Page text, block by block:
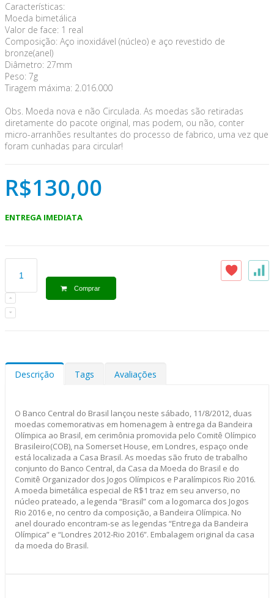
Características:
Moeda bimetálica
Valor de face: 1 real
Composição: Aço inoxidável (núcleo) e aço revestido de
bronze(anel)
Diâmetro: 27mm
Peso: 7g
Tiragem máxima: 2.016.000
Obs. Moeda nova e não Circulada. As moedas são retiradas
diretamente do pacote original, mas podem, ou não, conter
micro-arranhões resultantes do processo de fabrico, uma vez que
foram cunhadas para circular!
R$130,00
ENTREGA IMEDIATA
Comprar
Descrição Tags Avaliações
O Banco Central do Brasil lançou neste sábado, 11/8/2012, duas
moedas comemorativas em homenagem à entrega da Bandeira
Olímpica ao Brasil, em cerimônia promovida pelo Comitê Olímpico
Brasileiro(COB), na Somerset House, em Londres, espaço onde
está localizada a Casa Brasil. As moedas são fruto de trabalho
conjunto do Banco Central, da Casa da Moeda do Brasil e do
Comitê Organizador dos Jogos Olímpicos e Paralímpicos Rio 2016.
A moeda bimetálica especial de R$1 traz em seu anverso, no
núcleo prateado, a legenda “Brasil” com a logomarca dos Jogos
Rio 2016 e, no centro da composição, a Bandeira Olímpica. No
anel dourado encontram-se as legendas “Entrega da Bandeira
Olímpica” e “Londres 2012-Rio 2016”. Embalagem original da casa
da moeda do Brasil.